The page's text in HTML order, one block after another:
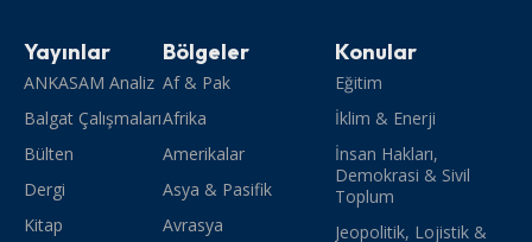
Yayınlar
ANKASAM Analiz
Balgat Çalışmaları
Bülten
Dergi
Kitap
Bölgeler
Af & Pak
Afrika
Amerikalar
Asya & Pasifik
Avrasya
Konular
Eğitim
İklim & Enerji
İnsan Hakları,
Demokrasi & Sivil
Toplum
Jeopolitik, Lojistik &